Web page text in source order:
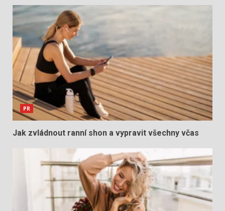
PR
Jak zvládnout ranní shon a vypravit všechny včas